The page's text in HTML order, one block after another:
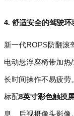
4. 舒适安全的驾驶环
新一代ROPS防翻滚
电动悬浮座椅带加热
长时间操作不易疲劳。
标配8英寸彩色触摸
息、后视摄像头影像。